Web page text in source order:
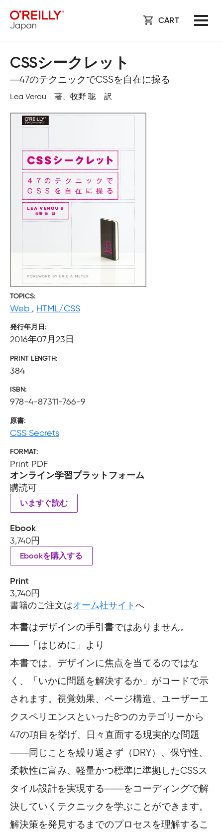
CART
CSSシークレット
―47のテクニックでCSSを自在に操る
Lea Verou 著、牧野 聡 訳
TOPICS
Web , HTML/CSS
発行年月日
2016年07月23日
PRINT LENGTH
384
ISBN
978-4-87311-766-9
原書
CSS Secrets
FORMAT
Print PDF
オンライン学習プラットフォーム
購読可
いますぐ読む
Ebook
3,740円
Ebookを購入する
Print
3,740円
書籍のご注文はオーム社サイトへ
本書はデザインの手引書ではありません。
――「はじめに」より
本書では、デザインに焦点を当てるのではな
く、「いかに問題を解決するか」がコードで示
されます。視覚効果、ページ構造、ユーザーエ
クスペリエンスといった8つのカテゴリーから
47の項目を挙げ、日々直面する現実的な問題
――同じことを繰り返さず（DRY）、保守性、
柔軟性に富み、軽量かつ標準に準拠したCSSス
タイル設計を実現する――をコーディングで解
決していくテクニックを学ぶことができます。
解決策を発見するまでのプロセスを理解するこ